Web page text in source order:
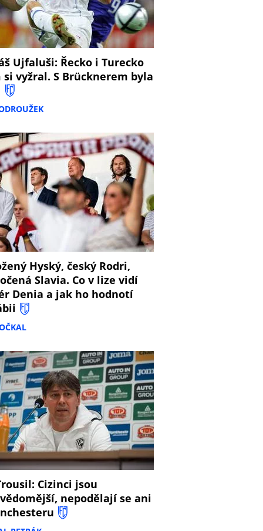
Ujfaluši: Řecko i Turecko
si vyžral. S Brücknerem byla
Hyský, český Rodri,
Slavia. Co v lize vidí
Denia a jak ho hodnotí
Cizinci jsou
nepodělají se ani